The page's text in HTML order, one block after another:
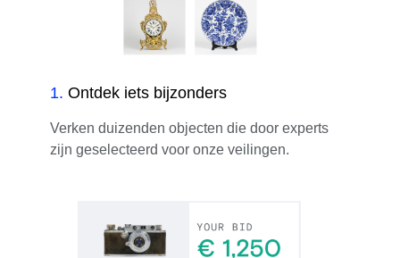
1. Ontdek iets bijzonders
Verken duizenden objecten die door experts
zijn geselecteerd voor onze veilingen.